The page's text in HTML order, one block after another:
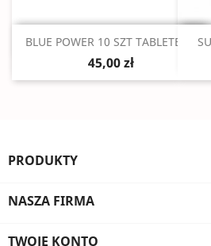
Szybki podgląd
BLUE POWER 10 SZT TABLETEK...
45,00 zł
PRODUKTY
NASZA FIRMA
TWOJE KONTO